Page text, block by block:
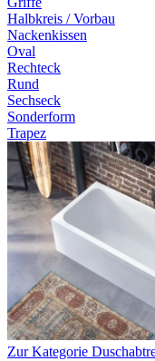
Halbkreis / Vorbau
Nackenkissen
Oval
Rechteck
Rund
Sechseck
Sonderform
Trapez
Zur Kategorie